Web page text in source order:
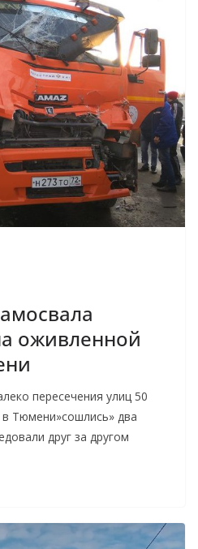
оживленной
пересечения улиц 50
Тюмени»сошлись» два
друг за другом